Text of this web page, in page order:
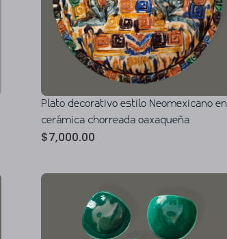
Plato decorativo estilo Neomexicano en
cerámica chorreada oaxaqueña
$7,000.00